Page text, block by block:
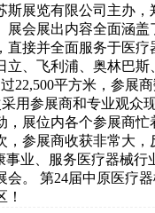
展览有限公司主办
会展出内容全面涵
接并全面服务于医
、飞利浦、奥林巴
22,500平方米，参展
用参展商和专业观
展位内各个参展商
参展商收获非常大
业、服务医疗器械
。 第24届中原医疗